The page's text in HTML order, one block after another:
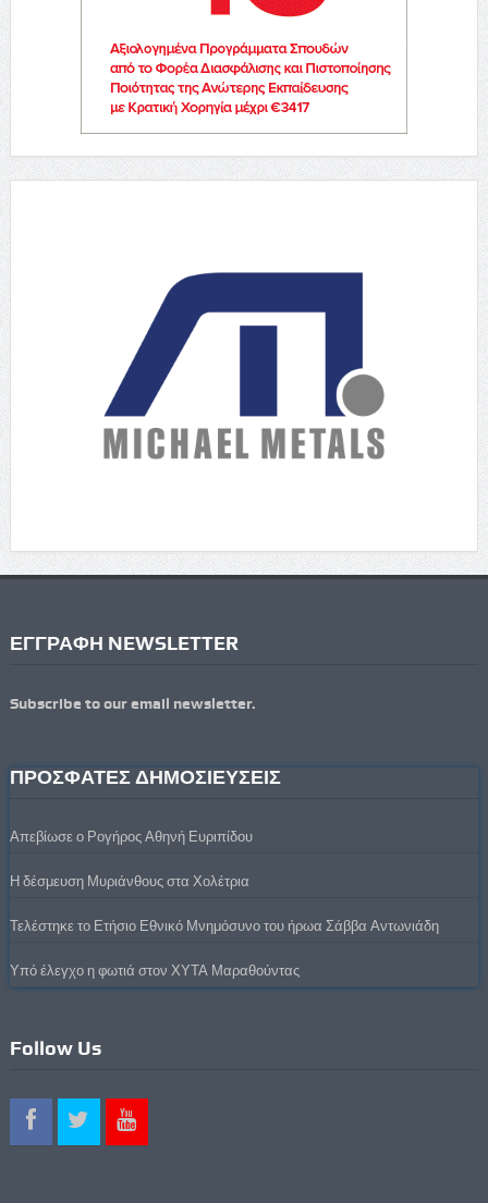
ΕΓΓΡΑΦΗ NEWSLETTER
Subscribe to our email newsletter.
ΠΡΟΣΦΑΤΕΣ ΔΗΜΟΣΙΕΥΣΕΙΣ
Απεβίωσε ο Ρογήρος Αθηνή Ευριπίδου
Η δέσμευση Μυριάνθους στα Χολέτρια
Τελέστηκε το Ετήσιο Εθνικό Μνημόσυνο του ήρωα Σάββα Αντωνιάδη
Υπό έλεγχο η φωτιά στον ΧΥΤΑ Μαραθούντας
Follow Us